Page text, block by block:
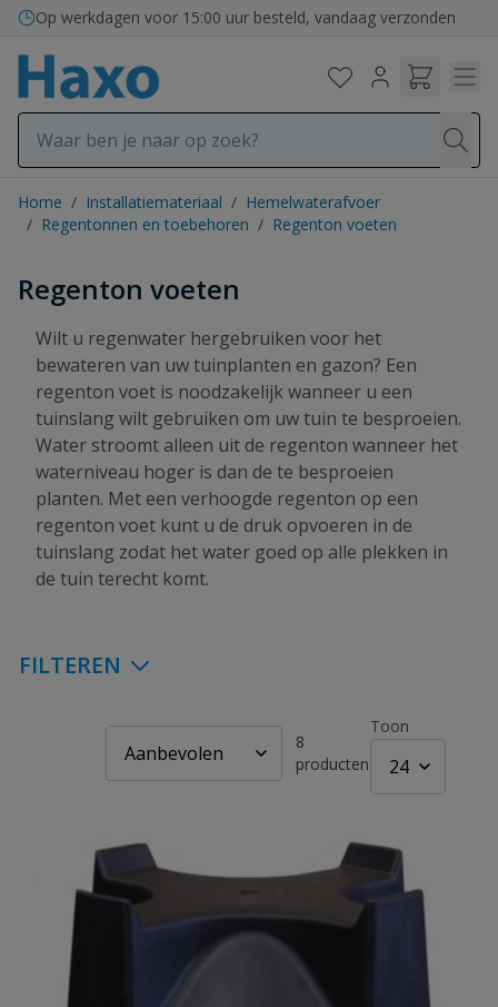
Ga naar de inhoud
Bezorging in binnen- en buitenland
Home / Installatiemateriaal / Hemelwaterafvoer
/ Regentonnen en toebehoren / Regenton voeten
Regenton voeten
Wilt u regenwater hergebruiken voor het
bewateren van uw tuinplanten en gazon? Een
regenton voet is noodzakelijk wanneer u een
tuinslang wilt gebruiken om uw tuin te besproeien.
Water stroomt alleen uit de regenton wanneer het
waterniveau hoger is dan de te besproeien
planten. Met een verhoogde regenton op een
regenton voet kunt u de druk opvoeren in de
tuinslang zodat het water goed op alle plekken in
de tuin terecht komt.
FILTEREN
8
producten
Toon